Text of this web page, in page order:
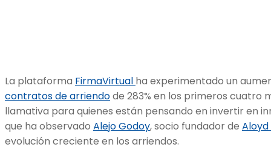
La plataforma FirmaVirtual ha experimentado un
contratos de arriendode 283% en los primeros cuatro
llamativa para quienes están pensando en invertir en
que ha observado Alejo Godoy, socio fundador de
evolución creciente en los arriendos.